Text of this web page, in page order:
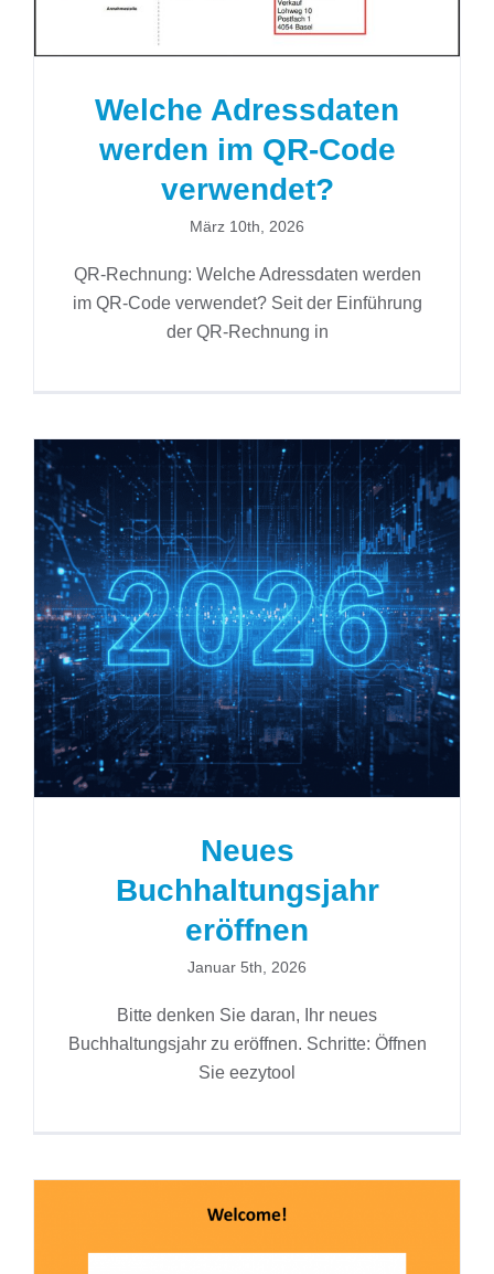
Welche Adressdaten
werden im QR-Code
verwendet?
März 10th, 2026
QR-Rechnung: Welche Adressdaten werden
im QR-Code verwendet? Seit der Einführung
der QR-Rechnung in
Neues Buchhaltungsjahr
eröffnen
Neues
Buchhaltungsjahr
eröffnen
Januar 5th, 2026
Bitte denken Sie daran, Ihr neues
Buchhaltungsjahr zu eröffnen. Schritte: Öffnen
Sie eezytool